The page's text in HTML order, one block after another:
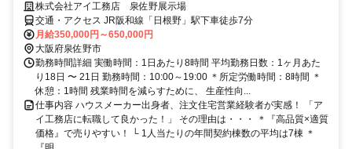
株式会社アイ工務店 泉佐野展示場
交通・アクセス JR阪和線「日根野」駅下車徒歩7分
月給350,000円～650,000円
大阪府泉佐野市
勤務時間詳細 実働時間：1日あたり8時間 平均勤務日数：1ヶ月あた
り18日 〜 21日 勤務時間：10:00～19:00 ＊所定労働時間：8時間 ＊
休憩：1時間 残業時間を減らすために、 生産性向...
仕事内容 ハウスメーカー出身者、注文住宅営業経験者が実感！ 「ア
イ工務店に転職して良かった！」 その理由は・・・ ＊『高品質×適質
価格』で売りやすい！ └ 1人当たりの年間契約棟数の平均は7棟 ＊